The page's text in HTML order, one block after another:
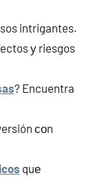
intrigantes.
у riesgos
? Encuentra
сοn
quе